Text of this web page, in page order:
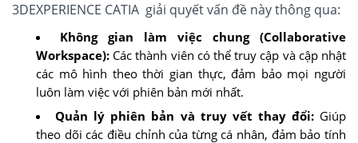
3DEXPERIENCE CATIA giải quyết vấn đề này thông qua:
Không gian làm việc chung (Collaborative
Workspace): Các thành viên có thể truy cập và cập nhật
các mô hình theo thời gian thực, đảm bảo mọi người
luôn làm việc với phiên bản mới nhất.
Quản lý phiên bản và truy vết thay đổi:Giúp
theo dõi các điều chỉnh của từng cá nhân, đảm bảo tính